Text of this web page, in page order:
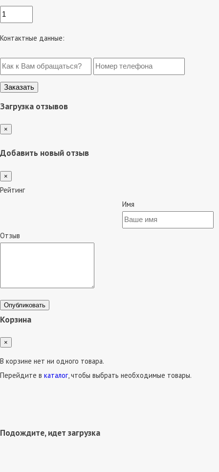
Контактные данные:
Загрузка отзывов
×
Добавить новый отзыв
×
Рейтинг
Имя
Отзыв
Опубликовать
Корзина
×
В корзине нет ни одного товара.
Перейдите в каталог, чтобы выбрать необходимые товары.
Подождите, идет загрузка